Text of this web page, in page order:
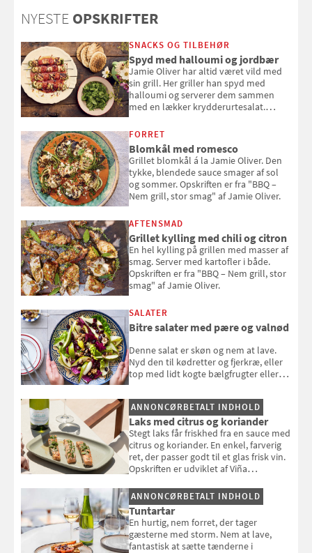
NYESTE OPSKRIFTER
SNACKS OG TILBEHØR
Spyd med halloumi og jordbær
Jamie Oliver har altid været vild med
sin grill. Her griller han spyd med
halloumi og serverer dem sammen
med en lækker krydderurtesalat.
smag" af Jamie Oliver.
FORRET
Blomkål med romesco
Grillet blomkål á la Jamie Oliver. Den
tykke, blendede sauce smager af sol
og sommer. Opskriften er fra "BBQ –
Nem grill, stor smag" af Jamie Oliver.
AFTENSMAD
Grillet kylling med chili og citron
En hel kylling på grillen med masser af
smag. Server med kartofler i både.
Opskriften er fra "BBQ – Nem grill, stor
smag" af Jamie Oliver.
SALATER
Bitre salater med pære og valnød
Denne salat er skøn og nem at lave.
Nyd den til kødretter og fjerkræ, eller
top med lidt kogte bælgfrugter eller
selvstændigt måltid. Opskriften er fra
Louisa Lorangs kogebog "Salat".
ANNONCØRBETALT INDHOLD
Laks med citrus og koriander
Stegt laks får friskhed fra en sauce med
citrus og koriander. En enkel, farverig
ret, der passer godt til et glas frisk vin.
Opskriften er udviklet af Viña
ANNONCØRBETALT INDHOLD
Tuntartar
En hurtig, nem forret, der tager
gæsterne med storm. Nem at lave,
fantastisk at sætte tænderne i